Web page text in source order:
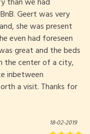
Geert was very
she was present
even had foreseen
great and the beds
the center of a city,
inbetween
a visit. Thanks for
18-02-2019